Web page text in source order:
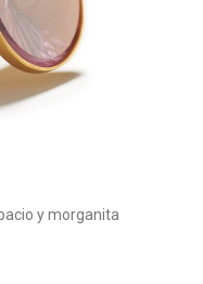
y morganita